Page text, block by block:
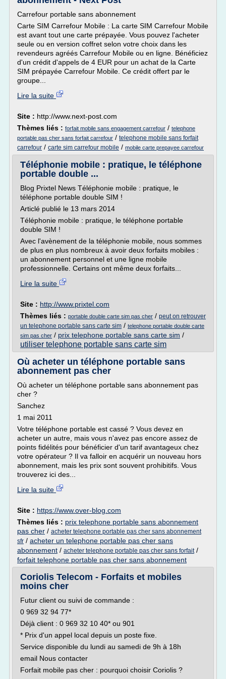
Carrefour portable sans abonnement
Carte SIM Carrefour Mobile : La carte SIM Carrefour Mobile
est avant tout une carte prépayée. Vous pouvez l'acheter
seule ou en version coffret selon votre choix dans les
revendeurs agréés Carrefour Mobile ou en ligne. Bénéficiez
d'un crédit d'appels de 4 EUR pour un achat de la Carte
SIM prépayée Carrefour Mobile. Ce crédit offert par le
groupe...
Lire la suite
Site : http://www.next-post.com
Thèmes liés : forfait mobile sans engagement carrefour / telephone
portable pas cher sans forfait carrefour / telephone mobile sans forfait
carrefour / carte sim carrefour mobile / mobile carte prepayee carrefour
Téléphonie mobile : pratique, le téléphone
portable double ...
Blog Prixtel News Téléphonie mobile : pratique, le
téléphone portable double SIM !
Articlé publié le 13 mars 2014
Téléphonie mobile : pratique, le téléphone portable
double SIM !
Avec l'avènement de la téléphonie mobile, nous sommes
de plus en plus nombreux à avoir deux forfaits mobiles :
un abonnement personnel et une ligne mobile
professionnelle. Certains ont même deux forfaits...
Lire la suite
Site : http://www.prixtel.com
Thèmes liés : portable double carte sim pas cher / peut on retrouver
un telephone portable sans carte sim / telephone portable double carte
sim pas cher / prix telephone portable sans carte sim /
utiliser telephone portable sans carte sim
Où acheter un téléphone portable sans
abonnement pas cher
Où acheter un téléphone portable sans abonnement pas
cher ?
Sanchez
1 mai 2011
Votre téléphone portable est cassé ? Vous devez en
acheter un autre, mais vous n'avez pas encore assez de
points fidélités pour bénéficier d'un tarif avantageux chez
votre opérateur ? Il va falloir en acquérir un nouveau hors
abonnement, mais les prix sont souvent prohibitifs. Vous
trouverez ici des...
Lire la suite
Site : https://www.over-blog.com
Thèmes liés : prix telephone portable sans abonnement
pas cher / acheter telephone portable pas cher sans abonnement
sfr / acheter un telephone portable pas cher sans
abonnement / acheter telephone portable pas cher sans forfait/
forfait telephone portable pas cher sans abonnement
Coriolis Telecom - Forfaits et mobiles
moins cher
Futur client ou suivi de commande :
0 969 32 94 77*
Déjà client : 0 969 32 10 40* ou 901
* Prix d'un appel local depuis un poste fixe.
Service disponible du lundi au samedi de 9h à 18h
email Nous contacter
Forfait mobile pas cher : pourquoi choisir Coriolis ?